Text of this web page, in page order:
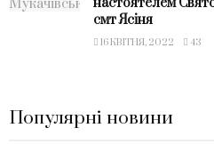
смт Ясіня
16 КВІТНЯ, 2022 43
Популярні новини